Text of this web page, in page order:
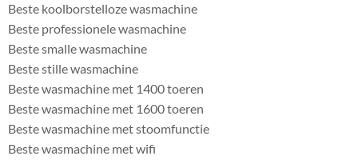
Beste koolborstelloze wasmachine
Beste professionele wasmachine
Beste smalle wasmachine
Beste stille wasmachine
Beste wasmachine met 1400 toeren
Beste wasmachine met 1600 toeren
Beste wasmachine met stoomfunctie
Beste wasmachine met wifi